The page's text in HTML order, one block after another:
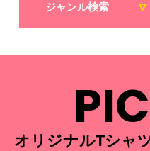
ジャンル検索
オリジナルTシャ